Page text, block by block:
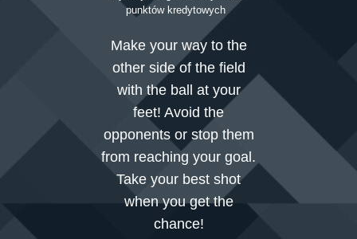
punktów kredytowych
Make your way to the
other side of the field
with the ball at your
feet! Avoid the
opponents or stop them
from reaching your goal.
Take your best shot
when you get the
chance!